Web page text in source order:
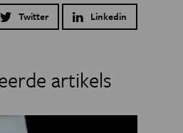
Twitter Linkedin
artikels